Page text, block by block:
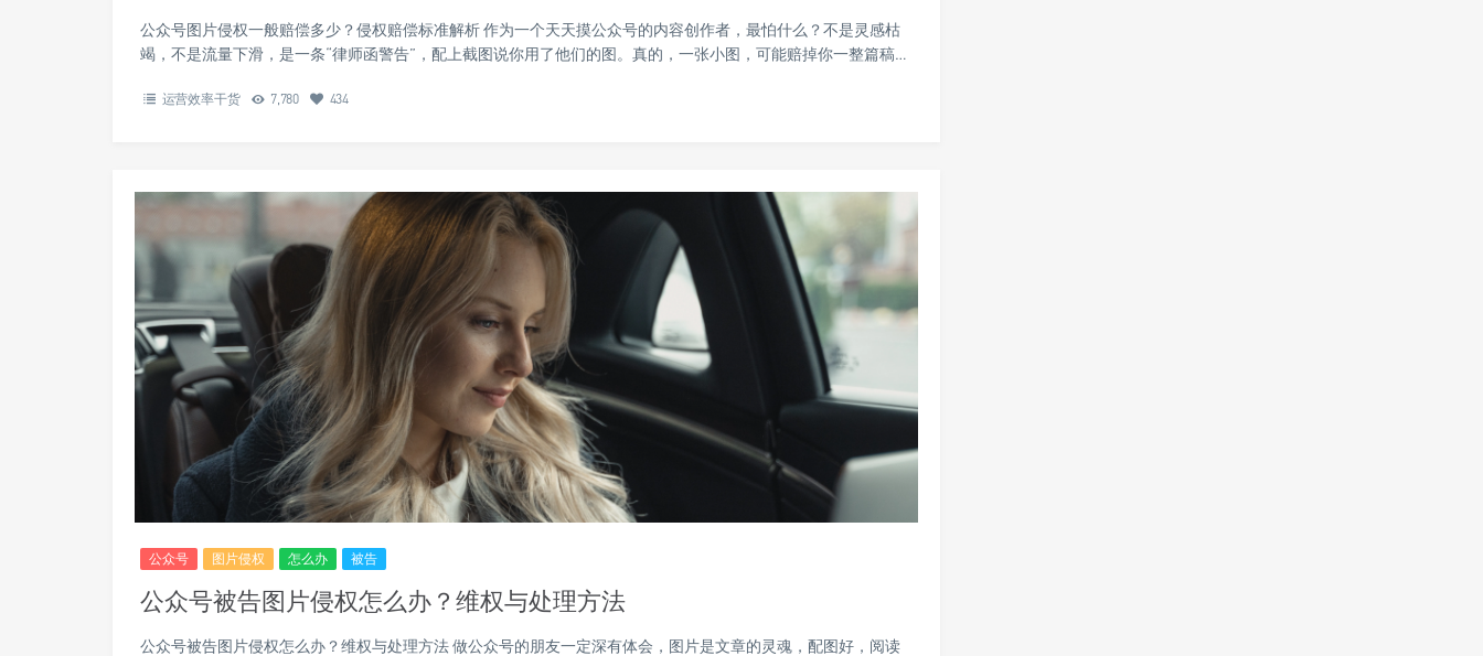
公众号图片侵权一般赔偿多少？侵权赔偿标准解析 作为一个天天摸公众号的内容创作者，最怕什么？不是灵感枯
竭，不是流量下滑，是一条“律师函警告”，配上截图说你用了他们的图。真的，一张小图，可能赔掉你一整篇稿…
运营效率干货 7,780 434
公众号 图片侵权 怎么办 被告
公众号被告图片侵权怎么办？维权与处理方法
公众号被告图片侵权怎么办？维权与处理方法 做公众号的朋友一定深有体会，图片是文章的灵魂，配图好，阅读